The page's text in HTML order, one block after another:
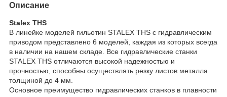
Описание
Stalex THS
В линейке моделей гильотин STALEX THS с гидравлическим
приводом представлено 6 моделей, каждая из которых всегда
в наличии на нашем складе. Все гидравлические станки
STALEX THS отличаются высокой надежностью и
прочностью, способны осуществлять резку листов металла
толщиной до 4 мм.
Основное преимущество гидравлических станков в плавности